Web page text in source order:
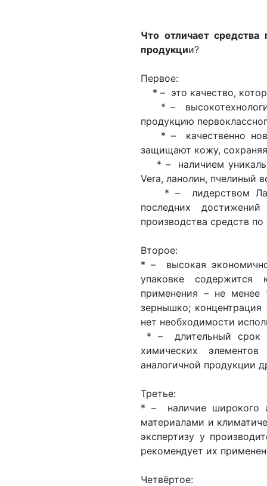
Что отличает средства
продукции?
Первое:
* – это качество,
* –
продукцию
* – качественно
защищают кожу,
* – наличием
Vera, ланолин, пчелиный
* – лидерством
последних
производства средств
Второе:
* – высокая
упаковке содержится
применения – не менее
зернышко;
нет необходимости
* – длительный срок
химических
аналогичной продукции
Третье:
* – наличие широкого
материалами и
экспертизу у
рекомендует их
Четвёртое: